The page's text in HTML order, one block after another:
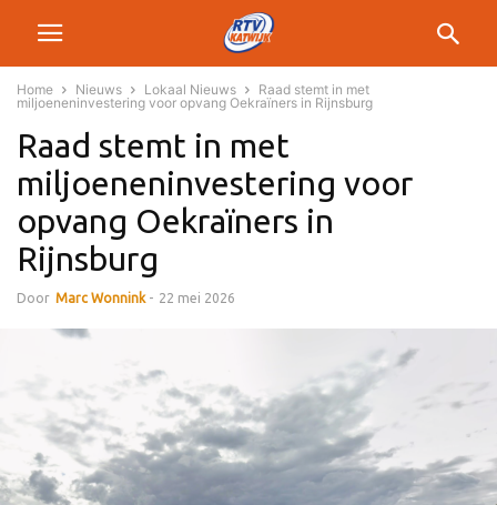
Home Nieuws Lokaal Nieuws
Raad stemt in met
miljoeneninvestering voor opvang Oekraïners in Rijnsburg
Raad stemt in met
miljoeneninvestering voor
opvang Oekraïners in
Rijnsburg
Door Marc Wonnink - 22 mei 2026